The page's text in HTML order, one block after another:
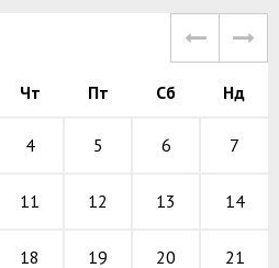
Чт Пт Сб Нд
4 5 6 7
11 12 13 14
18 19 20 21